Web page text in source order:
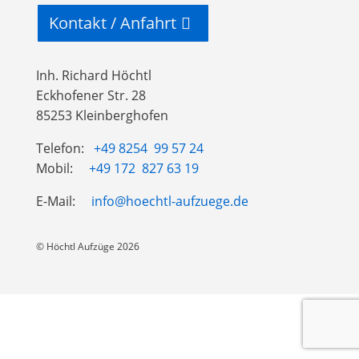
Kontakt / Anfahrt
Inh. Richard Höchtl
Eckhofener Str. 28
85253 Kleinberghofen
Telefon: +49 8254 99 57 24
Mobil: +49 172 827 63 19
E-Mail:
info@hoechtl-aufzuege.de
© Höchtl Aufzüge 2026